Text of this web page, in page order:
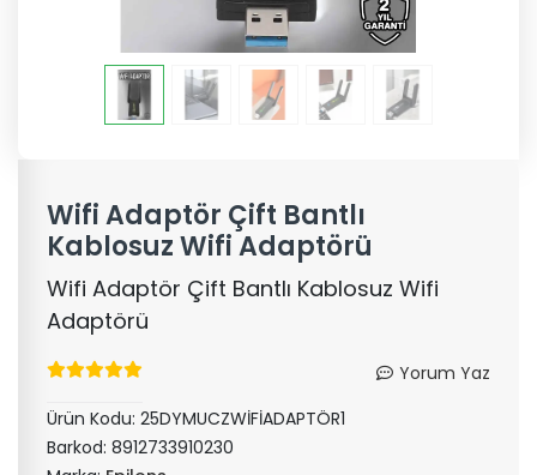
Wifi Adaptör Çift Bantlı
Kablosuz Wifi Adaptörü
Wifi Adaptör Çift Bantlı Kablosuz Wifi
Adaptörü
Yorum Yaz
Ürün Kodu: 25DYMUCZWİFİADAPTÖR1
Barkod: 8912733910230